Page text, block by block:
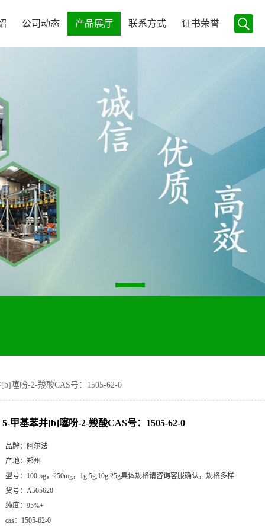
公司动态 产品展厅 联系方式 证书荣誉
噻吩-2-羧酸CAS号：1505-62-0
5-甲基苯并[b]噻吩-2-羧酸CAS号：1505-62-0
品牌：
阿尔法
产地： 郑州
型号： 100mg，250mg，1g,5g,10g,25g具体规格请咨询客服确认，规格多样
货号： A505620
纯度： 95%+
cas： 1505-62-0